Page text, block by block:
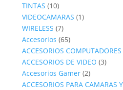
TINTAS 1010
productos
VIDEOCAMARAS 11
WIRELESS 77
productos
Accesorios 6565
productos
ACCESORIOS COMPUTADORES
ACCESORIOS DE VIDEO 33
Accesorios Gamer 22
productos
ACCESORIOS PARA CAMARAS